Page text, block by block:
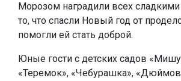
Морозом наградили всех
то, что спасли Новый год от
помогли ей стать доброй.
Юные гости с детских садов
«Теремок», «Чебурашка»,